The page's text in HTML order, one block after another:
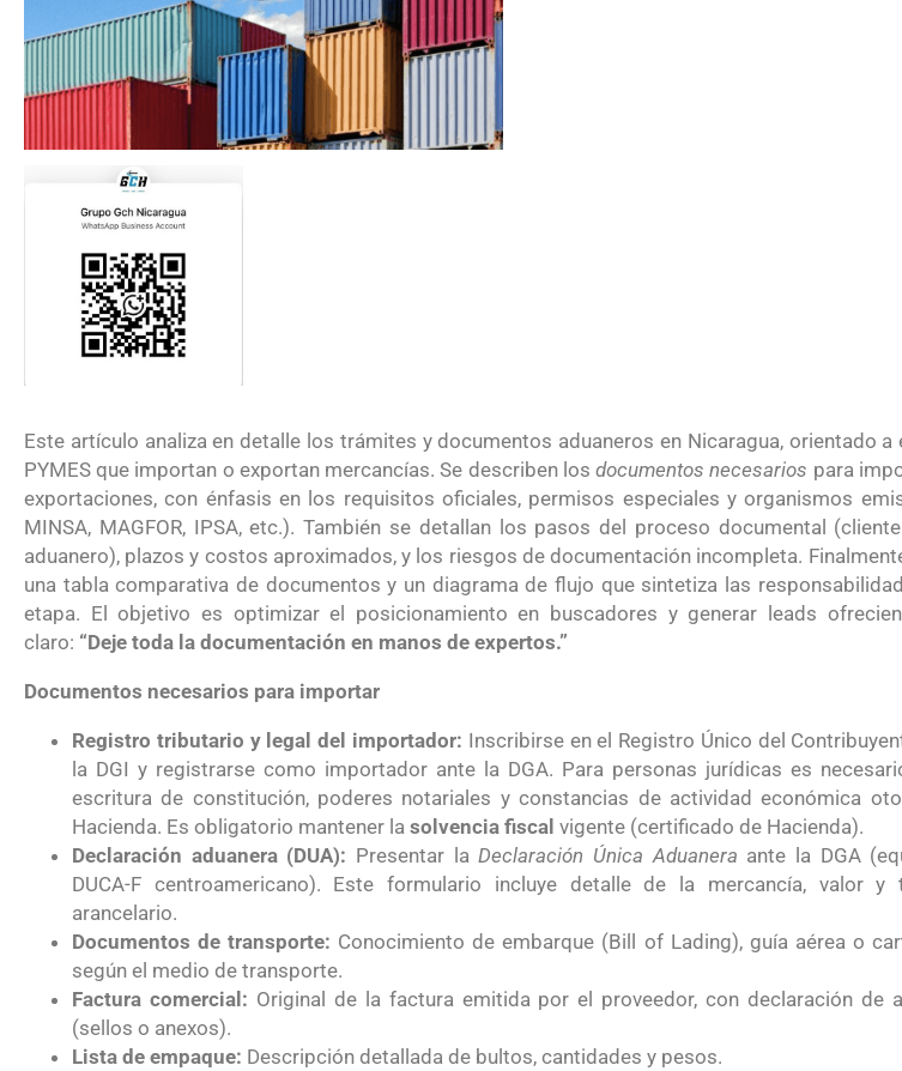
Este artículo analiza en detalle los trámites y documentos aduaneros en Nicaragua, orientado a
PYMES que importan o exportan mercancías. Se describen losdocumentos necesarios para
exportaciones, con énfasis en los requisitos oficiales, permisos especiales y organismos
MINSA, MAGFOR, IPSA, etc.). También se detallan los pasos del proceso documental
aduanero), plazos y costos aproximados, y los riesgos de documentación incompleta.
una tabla comparativa de documentos y un diagrama de flujo que sintetiza las
etapa. El objetivo es optimizar el posicionamiento en buscadores y generar leads
claro: “Deje toda la documentación en manos de expertos.”
Documentos necesarios para importar
Registro tributario y legal del importador: Inscribirse en el Registro Único del
la DGI y registrarse como importador ante la DGA. Para personas jurídicas es
escritura de constitución, poderes notariales y constancias de actividad económica
Hacienda. Es obligatorio mantener la solvencia fiscal vigente (certificado de Hacienda).
Declaración aduanera (DUA): Presentar laDeclaración Única Aduanera ante la DGA
DUCA-F centroamericano). Este formulario incluye detalle de la mercancía, valor y
arancelario.
Documentos de transporte: Conocimiento de embarque (Bill of Lading), guía aérea o
según el medio de transporte.
Factura comercial: Original de la factura emitida por el proveedor, con declaración de
(sellos o anexos).
Lista de empaque: Descripción detallada de bultos, cantidades y pesos.